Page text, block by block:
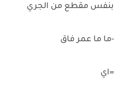
بنفس مقطع من الجري
-ما ما عمر فاق
=اي